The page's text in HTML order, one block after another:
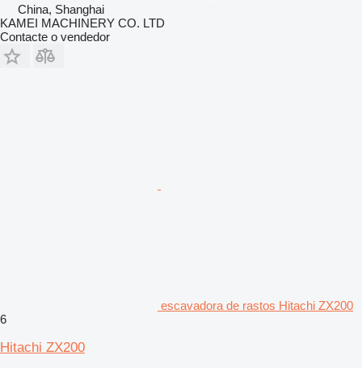
China, Shanghai
KAMEI MACHINERY CO. LTD
Contacte o vendedor
escavadora de rastos Hitachi ZX200
6
Hitachi ZX200